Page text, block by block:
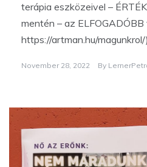
terápia eszközeivel –
mentén – az ELFOGADÓBB
https://artman.hu/
November 28, 2022 By